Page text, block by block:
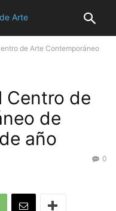
de Arte Contemporáneo
Centro de
de
año
0